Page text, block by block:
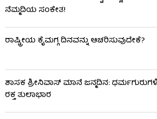
ನೆಮ್ಮದಿಯ ಸಂಕೇತ!
ರಾಷ್ಟ್ರೀಯ ಕೈಮಗ್ಗ ದಿನವನ್ನು ಆಚರಿಸುವುದೇಕೆ?
ಶಾಸಕ ಶ್ರೀನಿವಾಸ್ ಮಾನೆ ಜನ್ಮದಿನ:
ರಕ್ತ ತುಲಾಭಾರ